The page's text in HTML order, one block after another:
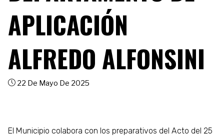
APLICACIÓN
ALFREDO ALFONSINI
22 De Mayo De 2025
El Municipio colabora con los preparativos del Acto del 25